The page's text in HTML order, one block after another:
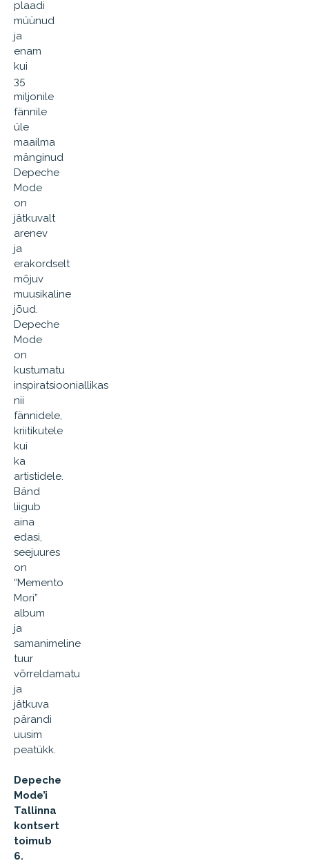
plaadi
müünud
ja
enam
kui
35
miljonile
fännile
üle
maailma
mänginud
Depeche
Mode
on
jätkuvalt
arenev
ja
erakordselt
mõjuv
muusikaline
jõud.
Depeche
Mode
on
kustumatu
inspiratsiooniallikas
nii
fännidele,
kriitikutele
kui
ka
artistidele.
Bänd
liigub
aina
edasi,
seejuures
on
“Memento
Mori”
album
ja
samanimeline
tuur
võrreldamatu
ja
jätkuva
pärandi
uusim
peatükk.
Depeche
Mode’i
Tallinna
kontsert
toimub
6.